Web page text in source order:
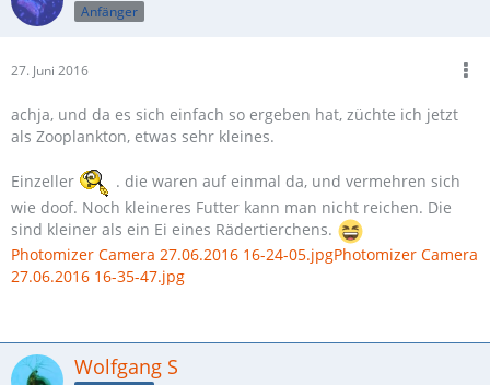
Anfänger
27. Juni 2016
achja, und da es sich einfach so ergeben hat, züchte ich jetzt
als Zooplankton, etwas sehr kleines.
Einzeller
. die waren auf einmal da, und vermehren sich
wie doof. Noch kleineres Futter kann man nicht reichen. Die
sind kleiner als ein Ei eines Rädertierchens.
Photomizer Camera 27.06.2016 16-24-05.jpgPhotomizer Camera
27.06.2016 16-35-47.jpg
Wolfgang S